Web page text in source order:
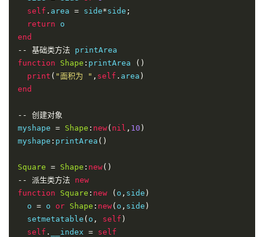
self . area = side*side ;
return
end
--
基础类方法
function
Shape : printArea
()
print ( "面积为 " , self . area )
end
--
创建对象
myshape = Shape : new( nil , 10 )
myshape : printArea ()
Square = Shape : new()
--
派生类方法 new
function
Square : new ( o , side )
  o
= o or Shape : new( o , side )
  setmetatable
( o , self )
self . __index = self